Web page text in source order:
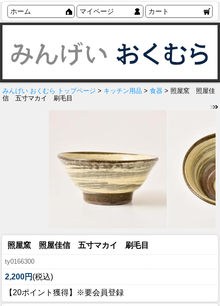
ホーム マイページ カート
みんげい おくむら トップページ > キッチン用品 > 食器 > 照屋窯 照屋佳
信 五寸マカイ 刷毛目
照屋窯 照屋佳信 五寸マカイ 刷毛目
ty0166300
2,200円 (税込)
【20ポイント獲得】※要会員登録